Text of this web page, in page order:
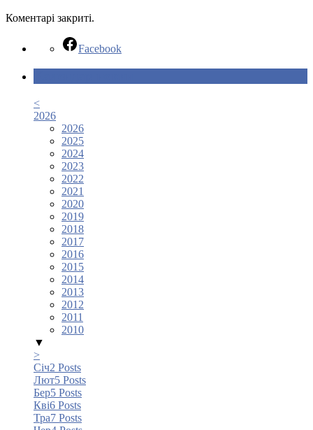
Коментарі закриті.
Facebook
<
2026
2026
2025
2024
2023
2022
2021
2020
2019
2018
2017
2016
2015
2014
2013
2012
2011
2010
▼
>
Січ2 Posts
Лют5 Posts
Бер5 Posts
Кві6 Posts
Тра7 Posts